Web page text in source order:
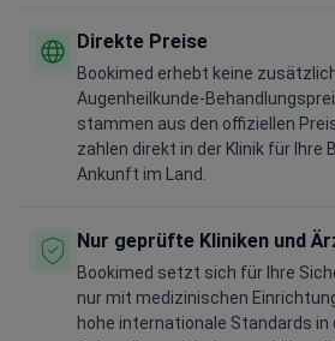
Direkte Preise
Bookimed erhebt keine
Augenheilkunde-
stammen aus den offiziellen
zahlen direkt in der Klinik für Ihre
Ankunft im Land.
Nur geprüfte Kliniken und
Bookimed setzt sich für Ihre
nur mit medizinischen
hohe internationale Standards in